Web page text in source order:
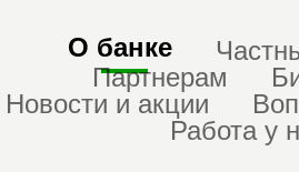
О банке
Партнерам
Новости и акции
Работа у